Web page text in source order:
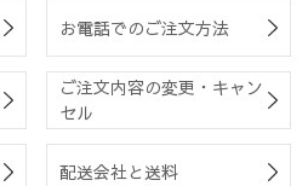
お電話でのご注文方法
ご注文内容の変更・キャン
セル
配送会社と送料